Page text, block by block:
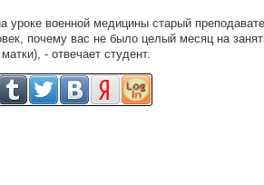
уроке военной медицины старый
почему вас не было целый месяц на
- отвечает студент.